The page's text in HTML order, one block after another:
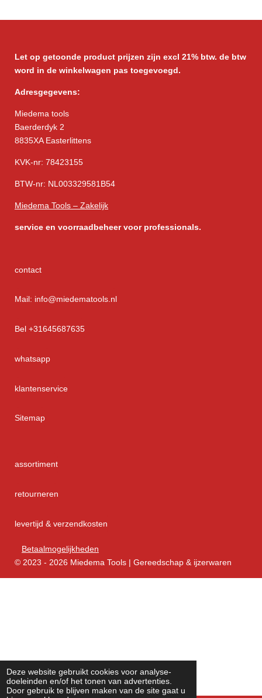
Deze website gebruikt cookies voor analyse-
doeleinden en/of het tonen van advertenties.
Door gebruik te blijven maken van de site gaat u
Let op getoonde product prijzen zijn excl 21% btw. de btw
word in de winkelwagen pas toegevoegd.
Adresgegevens:
Miedema tools
Baerderdyk 2
8835XA Easterlittens
KVK-nr: 78423155
BTW-nr: NL003329581B54
Miedema Tools – Zakelijk
service en voorraadbeheer voor professionals.
contact
Mail: info@miedematools.nl
Bel +31645687635
whatsapp
klantenservice
Sitemap
assortiment
retourneren
levertijd & verzendkosten
Betaalmogelijkheden
© 2023 - 2026 Miedema Tools | Gereedschap & ijzerwaren